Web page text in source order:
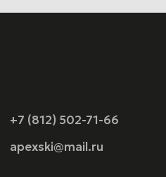
Разработка сайта